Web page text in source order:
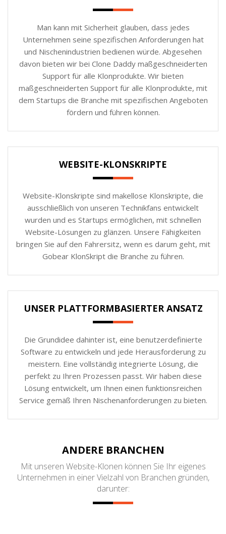
Man kann mit Sicherheit glauben, dass jedes
Unternehmen seine spezifischen Anforderungen hat
und Nischenindustrien bedienen würde. Abgesehen
davon bieten wir bei Clone Daddy maßgeschneiderten
Support für alle Klonprodukte. Wir bieten
maßgeschneiderten Support für alle Klonprodukte, mit
dem Startups die Branche mit spezifischen Angeboten
fördern und führen können.
WEBSITE-KLONSKRIPTE
Website-Klonskripte sind makellose Klonskripte, die
ausschließlich von unseren Technikfans entwickelt
wurden und es Startups ermöglichen, mit schnellen
Website-Lösungen zu glänzen. Unsere Fähigkeiten
bringen Sie auf den Fahrersitz, wenn es darum geht, mit
Gobear KlonSkript die Branche zu führen.
UNSER PLATTFORMBASIERTER ANSATZ
Die Grundidee dahinter ist, eine benutzerdefinierte
Software zu entwickeln und jede Herausforderung zu
meistern. Eine vollständig integrierte Lösung, die
perfekt zu Ihren Prozessen passt. Wir haben diese
Lösung entwickelt, um Ihnen einen funktionsreichen
Service gemäß Ihren Nischenanforderungen zu bieten.
ANDERE BRANCHEN
Mit unseren Website-Klonen können Sie Ihr eigenes
Unternehmen in einer Vielzahl von Branchen gründen,
darunter: